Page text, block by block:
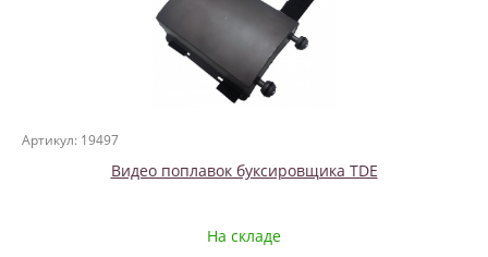
Артикул: 19497
Видео поплавок буксировщика TDE
На складе